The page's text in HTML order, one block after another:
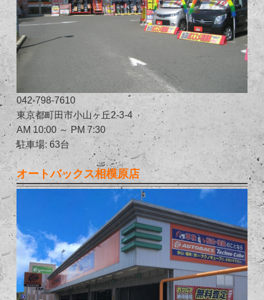
042-798-7610
東京都町田市小山ヶ丘2-3-4
AM 10:00 ～ PM 7:30
駐車場: 63台
オートバックス相模原店